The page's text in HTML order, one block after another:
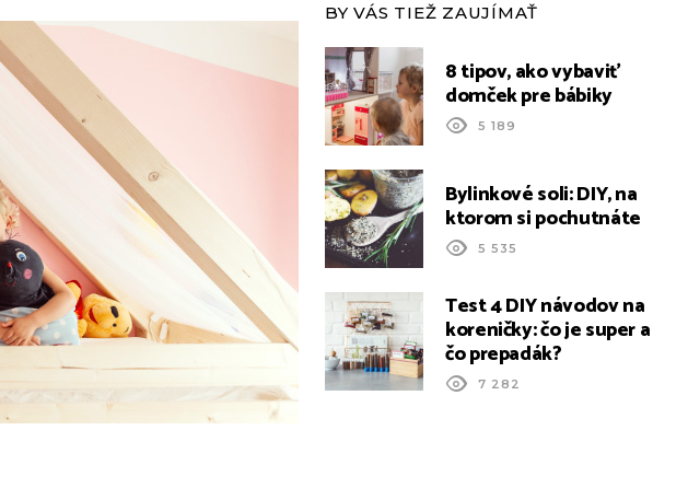
BY VÁS TIEŽ ZAUJÍMAŤ
8 tipov, ako vybaviť
domček pre bábiky
5 189
Bylinkové soli: DIY, na
ktorom si pochutnáte
5 535
Test 4 DIY návodov na
koreničky: čo je super a
čo prepadák?
7 282